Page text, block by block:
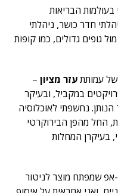
הבריאות
חדר כושר, ניהלתי
גופים גדולים, כמו קופות
של עמותתעזר מציון –
במקביל, ובעיקר
נחשפתי לאוכלוסיה
החל מהפן הבירוקרטי
בעיקרן המחלות
אפ שמפתח מוצר לניטור